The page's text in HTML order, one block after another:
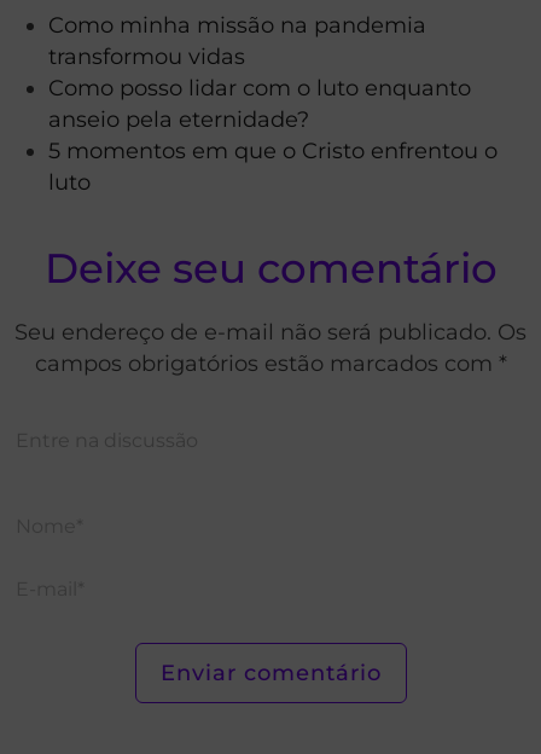
Como minha missão na pandemia
transformou vidas
Como posso lidar com o luto enquanto
anseio pela eternidade?
5 momentos em que o Cristo enfrentou o
luto
Deixe seu comentário
Seu endereço de e-mail não será publicado. Os
campos obrigatórios estão marcados com *